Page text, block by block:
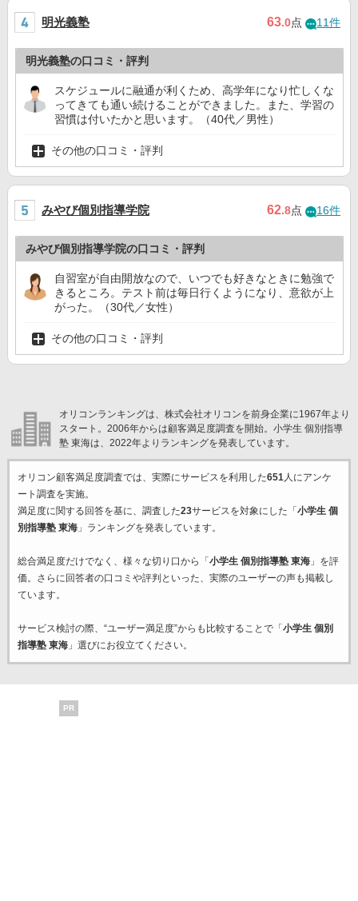
明光義塾 63.0点 11件
明光義塾の口コミ・評判
スケジュールに融通が利くため、高学年になり忙しくな
ってきても通い続けることができました。また、学習の
習慣は付いたかと思います。（40代／男性）
その他の口コミ・評判
みやび個別指導学院 62.8点 16件
みやび個別指導学院の口コミ・評判
自習室が自由開放なので、いつでも好きなときに勉強で
きるところ。テスト前は毎日行くようになり、意欲が上
がった。（30代／女性）
その他の口コミ・評判
オリコンランキングは、株式会社オリコンを前身企業に1967年より
スタート。2006年からは顧客満足度調査を開始。小学生 個別指導
塾 東海は、2022年よりランキングを発表しています。
オリコン顧客満足度調査では、実際にサービスを利用した651人にアンケ
ート調査を実施。
満足度に関する回答を基に、調査した23サービスを対象にした「 小学生 個
別指導塾 東海」ランキングを発表しています。
総合満足度だけでなく、様々な切り口から「 小学生 個別指導塾 東海」を評
価。さらに回答者の口コミや評判といった、実際のユーザーの声も掲載し
ています。
サービス検討の際、“ユーザー満足度”からも比較することで「 小学生 個別
指導塾 東海」選びにお役立てください。
PR